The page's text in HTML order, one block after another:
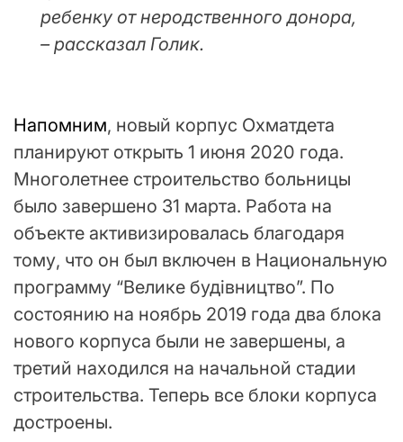
ребенку от неродственного донора,
– рассказал Голик.
Напомним, новый корпус Охматдета
планируют открыть 1 июня 2020 года.
Многолетнее строительство больницы
было завершено 31 марта. Работа на
объекте активизировалась благодаря
тому, что он был включен в Национальную
программу “Велике будівництво”. По
состоянию на ноябрь 2019 года два блока
нового корпуса были не завершены, а
третий находился на начальной стадии
строительства. Теперь все блоки корпуса
достроены.